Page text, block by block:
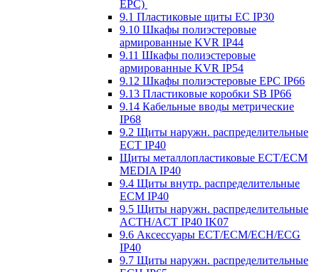
EPC)
9.1 Пластиковые щиты EC IP30
9.10 Шкафы полиэстеровые
армированные KVR IP44
9.11 Шкафы полиэстеровые
армированные KVR IP54
9.12 Шкафы полиэстеровые EPC IP66
9.13 Пластиковые коробки SB IP66
9.14 Кабельные вводы метрические
IP68
9.2 Щиты наружн. распределительные
ECT IP40
Щиты металлопластиковые ECT/ECM
MEDIA IP40
9.4 Щиты внутр. распределительные
ECМ IP40
9.5 Щиты наружн. распределительные
ACTH/ACT IP40 IK07
9.6 Аксессуары ECT/ECM/ECH/ECG
IP40
9.7 Щиты наружн. распределительные